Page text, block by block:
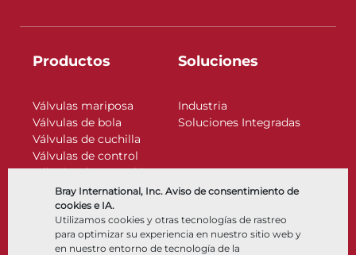
Bray International, Inc. Aviso de consentimiento de
cookies e IA.
Utilizamos cookies y otras tecnologías de rastreo
para optimizar su experiencia en nuestro sitio web y
en nuestro entorno de tecnología de la
Productos
Válvulas mariposa
Válvulas de bola
Válvulas de cuchilla
Válvulas de control
Válvulas de retención
Actuadores
Accesorios de control
Criogénico
Soluciones
Industria
Soluciones Integradas
Compañía Recursos